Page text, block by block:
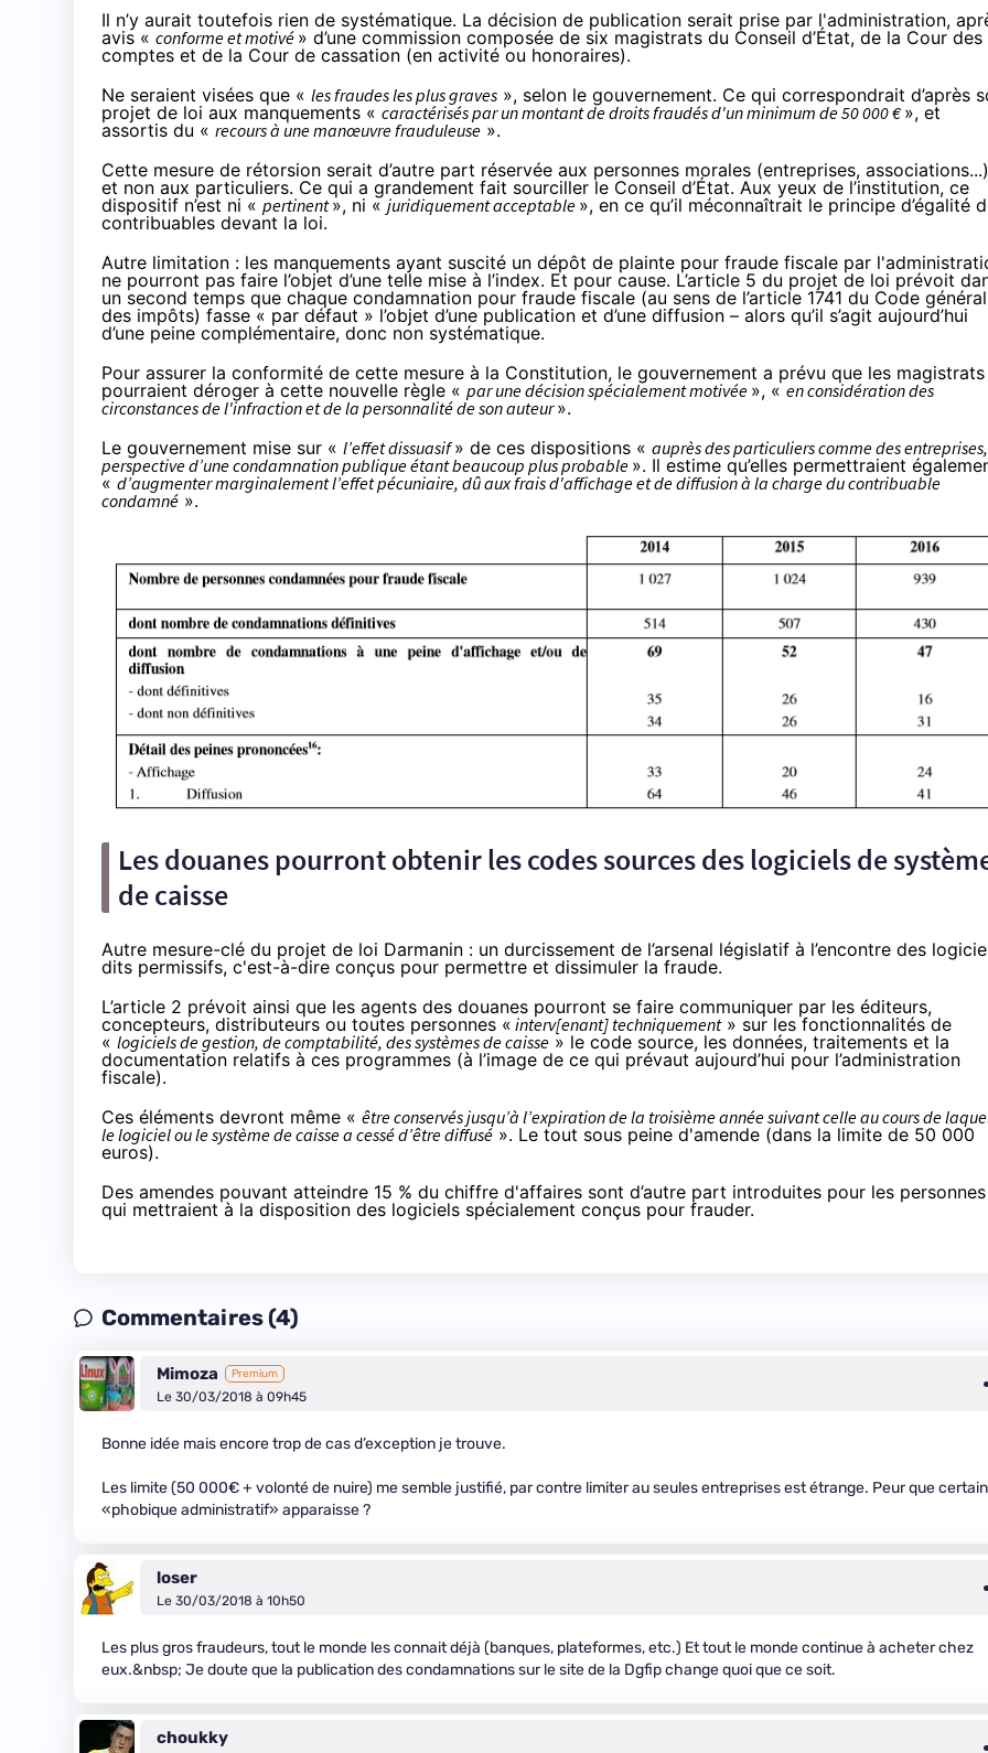
Il n’y aurait toutefois rien de systématique. La décision de publication serait prise par l'administration,
avis « conforme et motivé » d’une commission composée de six magistrats du Conseil d’État, de la Cour des
comptes et de la Cour de cassation (en activité ou honoraires).
Ne seraient visées que « les fraudes les plus graves », selon le gouvernement. Ce qui correspondrait d’après
projet de loi aux manquements « caractérisés par un montant de droits fraudés d'un minimum de 50 000 € », et
assortis du « recours à une manœuvre frauduleuse ».
Cette mesure de rétorsion serait d’autre part réservée aux personnes morales (entreprises,
et non aux particuliers. Ce qui a grandement fait sourciller le Conseil d’État. Aux yeux de l’institution, ce
dispositif n’est ni « pertinent», ni « juridiquement acceptable », en ce qu’il méconnaîtrait le principe d’égalité
contribuables devant la loi.
Autre limitation : les manquements ayant suscité un dépôt de plainte pour fraude fiscale par
ne pourront pas faire l’objet d’une telle mise à l’index. Et pour cause. L’article 5 du projet de loi prévoit
un second temps que chaque condamnation pour fraude fiscale (au sens de l’article 1741 du Code général
des impôts) fasse « par défaut » l’objet d’une publication et d’une diffusion – alors qu’il s’agit aujourd’hui
d’une peine complémentaire, donc non systématique.
Pour assurer la conformité de cette mesure à la Constitution, le gouvernement a prévu que les magistrats
pourraient déroger à cette nouvelle règle « par une décision spécialement motivée », « en considération des
circonstances de l'infraction et de la personnalité de son auteur».
Le gouvernement mise sur « l’effet dissuasif» de ces dispositions « auprès des particuliers comme des
perspective d’une condamnation publique étant beaucoup plus probable ». Il estime qu’elles permettraient
« d’augmenter marginalement l’effet pécuniaire, dû aux frais d'affichage et de diffusion à la charge du contribuable
condamné ».
Les douanes pourront obtenir les codes sources des logiciels de
de caisse
Autre mesure-clé du projet de loi Darmanin : un durcissement de l’arsenal législatif à l’encontre des
dits permissifs, c'est-à-dire conçus pour permettre et dissimuler la fraude.
L’article 2 prévoit ainsi que les agents des douanes pourront se faire communiquer par les éditeurs,
concepteurs, distributeurs ou toutes personnes « interv[enant] techniquement» sur les fonctionnalités de
« logiciels de gestion, de comptabilité, des systèmes de caisse » le code source, les données, traitements et la
documentation relatifs à ces programmes (à l’image de ce qui prévaut aujourd’hui pour l’administration
fiscale).
Ces éléments devront même « être conservés jusqu’à l’expiration de la troisième année suivant celle au cours de
le logiciel ou le système de caisse a cessé d’être diffusé ». Le tout sous peine d'amende (dans la limite de 50 000
euros).
Des amendes pouvant atteindre 15 % du chiffre d'affaires sont d’autre part introduites pour les personnes
qui mettraient à la disposition des logiciels spécialement conçus pour frauder.
Commentaires (4)
Mimoza Premium
Le 30/03/2018 à 09h45
Bonne idée mais encore trop de cas d’exception je trouve.
Les limite (50 000€ + volonté de nuire) me semble justifié, par contre limiter au seules entreprises est étrange. Peur que certain
«phobique administratif» apparaisse ?
loser
Le 30/03/2018 à 10h50
Les plus gros fraudeurs, tout le monde les connait déjà (banques, plateformes, etc.) Et tout le monde continue à acheter chez
eux.&nbsp; Je doute que la publication des condamnations sur le site de la Dgfip change quoi que ce soit.
choukky